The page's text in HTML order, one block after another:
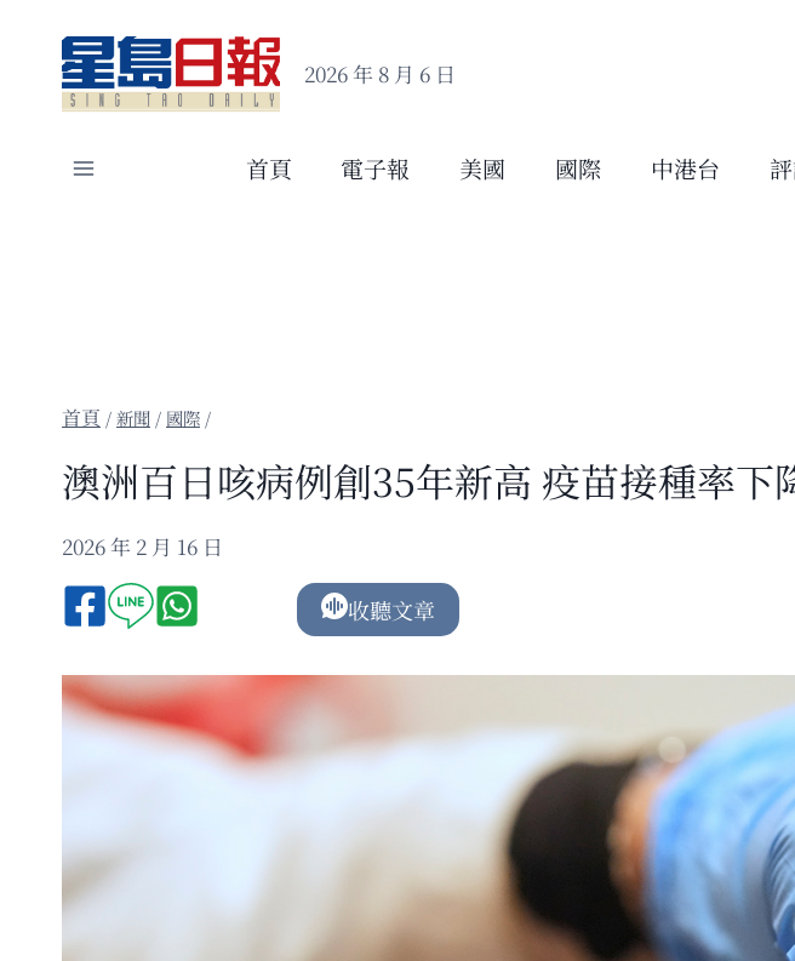
content
2026 年 8 月 6 日
首頁 電子報 美國 國際 中港台
/新聞 / 國際 /
澳洲百日咳病例創35年新高 疫苗接種率下
2026 年 2 月 16 日
收聽文章